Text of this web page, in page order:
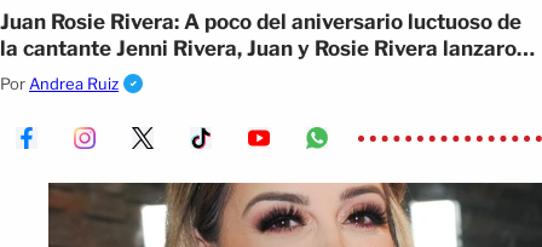
Juan Rosie Rivera: A poco del aniversario luctuoso de
la cantante Jenni Rivera, Juan y Rosie Rivera lanzaron
canción a dueto y recibieron críticas
Por Andrea Ruiz